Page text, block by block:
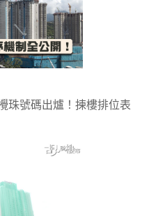
珠號碼出爐！揀樓排位表